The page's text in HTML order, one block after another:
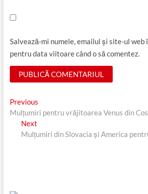
Salvează-mi numele, emailul și site-ul
pentru data viitoare când o să comentez.
Navigare
în
articole
PreviousPrevious
post:
Mulţumiri pentru vrăjitoarea Venus din
Next
post:
Mulţumiri din Slovacia și America